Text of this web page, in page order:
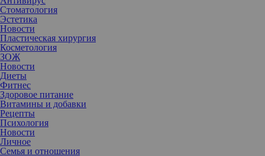
Стоматология
Эстетика
Новости
Пластическая хирургия
Косметология
ЗОЖ
Новости
Диеты
Фитнес
Здоровое питание
Витамины и добавки
Рецепты
Психология
Новости
Личное
Семья и отношения